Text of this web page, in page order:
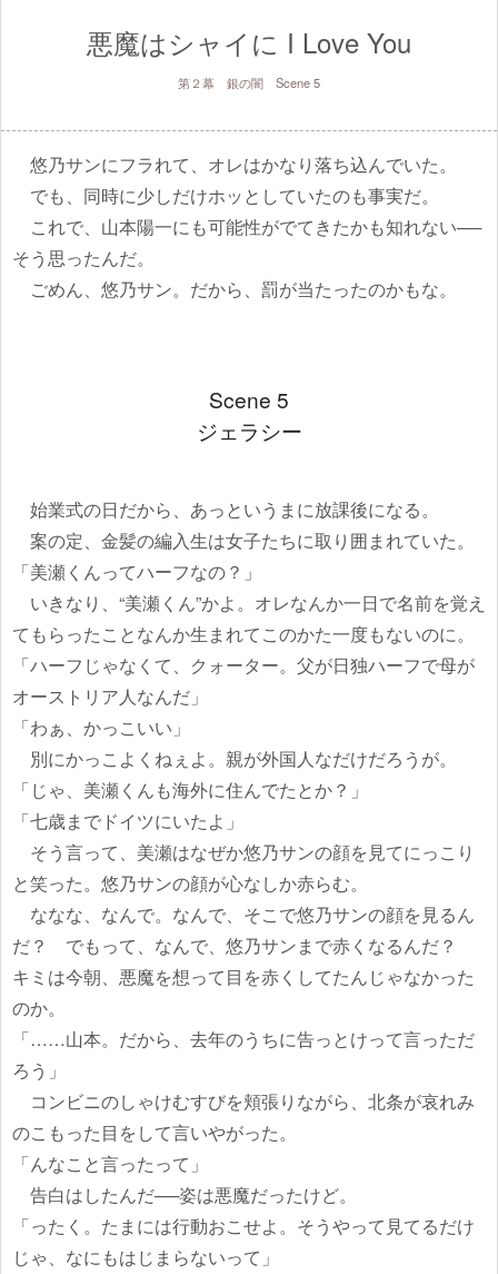
悪魔はシャイに I Love You
第２幕 銀の闇 Scene 5
悠乃サンにフラれて、オレはかなり落ち込んでいた。
でも、同時に少しだけホッとしていたのも事実だ。
これで、山本陽一にも可能性がでてきたかも知れない──
そう思ったんだ。
ごめん、悠乃サン。だから、罰が当たったのかもな。
Scene 5
ジェラシー
始業式の日だから、あっというまに放課後になる。
案の定、金髪の編入生は女子たちに取り囲まれていた。
「美瀬くんってハーフなの？」
いきなり、“美瀬くん”かよ。オレなんか一日で名前を覚え
てもらったことなんか生まれてこのかた一度もないのに。
「ハーフじゃなくて、クォーター。父が日独ハーフで母が
オーストリア人なんだ」
「わぁ、かっこいい」
別にかっこよくねぇよ。親が外国人なだけだろうが。
「じゃ、美瀬くんも海外に住んでたとか？」
「七歳までドイツにいたよ」
そう言って、美瀬はなぜか悠乃サンの顔を見てにっこり
と笑った。悠乃サンの顔が心なしか赤らむ。
ななな、なんで。なんで、そこで悠乃サンの顔を見るん
だ？ でもって、なんで、悠乃サンまで赤くなるんだ？
キミは今朝、悪魔を想って目を赤くしてたんじゃなかった
のか。
「……山本。だから、去年のうちに告っとけって言っただ
ろう」
コンビニのしゃけむすびを頬張りながら、北条が哀れみ
のこもった目をして言いやがった。
「んなこと言ったって」
告白はしたんだ──姿は悪魔だったけど。
「ったく。たまには行動おこせよ。そうやって見てるだけ
じゃ、なにもはじまらないって」